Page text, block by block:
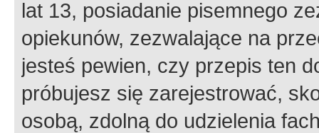
lat 13, posiadanie pisemnego
opiekunów, zezwalające na
jesteś pewien, czy przepis ten
próbujesz się zarejestrować,
osobą, zdolną do udzielenia